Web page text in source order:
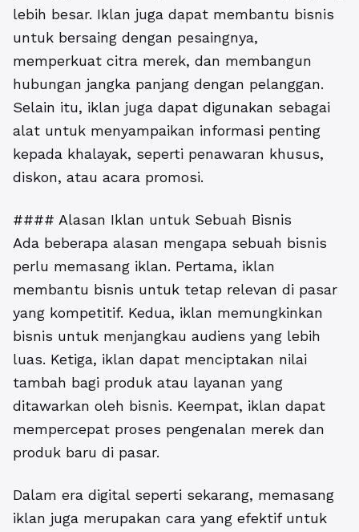
lebih besar. Iklan juga dapat membantu bisnis
untuk bersaing dengan pesaingnya,
memperkuat citra merek, dan membangun
hubungan jangka panjang dengan pelanggan.
Selain itu, iklan juga dapat digunakan sebagai
alat untuk menyampaikan informasi penting
kepada khalayak, seperti penawaran khusus,
diskon, atau acara promosi.
#### Alasan Iklan untuk Sebuah Bisnis
Ada beberapa alasan mengapa sebuah bisnis
perlu memasang iklan. Pertama, iklan
membantu bisnis untuk tetap relevan di pasar
yang kompetitif. Kedua, iklan memungkinkan
bisnis untuk menjangkau audiens yang lebih
luas. Ketiga, iklan dapat menciptakan nilai
tambah bagi produk atau layanan yang
ditawarkan oleh bisnis. Keempat, iklan dapat
mempercepat proses pengenalan merek dan
produk baru di pasar.
Dalam era digital seperti sekarang, memasang
iklan juga merupakan cara yang efektif untuk